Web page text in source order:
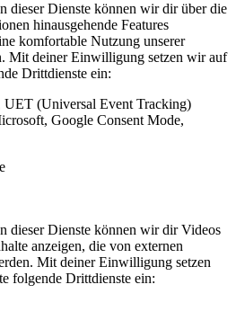
dieser Dienste können wir dir über die
hinausgehende Features
komfortable Nutzung unserer
Mit deiner Einwilligung setzen wir auf
Drittdienste ein:
UET (Universal Event Tracking)
Google Consent Mode,
dieser Dienste können wir dir Videos
anzeigen, die von externen
Mit deiner Einwilligung setzen
folgende Drittdienste ein: